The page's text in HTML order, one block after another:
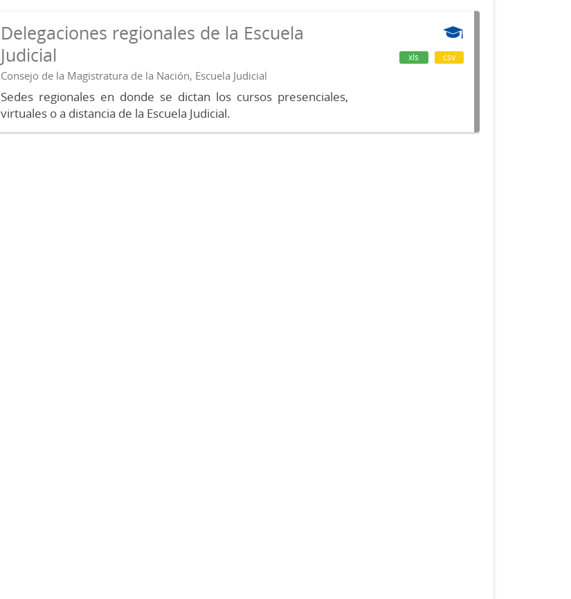
Delegaciones regionales de la Escuela
Judicial
Consejo de la Magistratura de la Nación, Escuela Judicial
Sedes regionales en donde se dictan los cursos presenciales,
virtuales o a distancia de la Escuela Judicial.
xls csv